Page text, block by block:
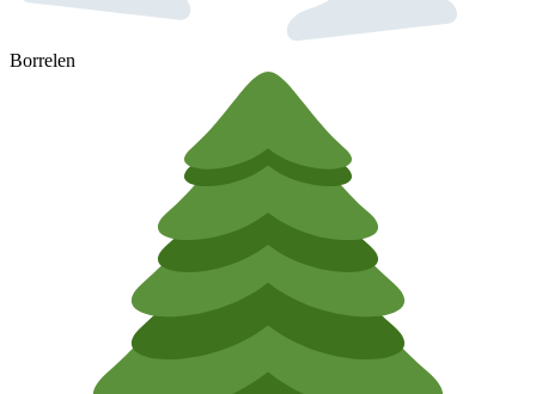
Borrelen